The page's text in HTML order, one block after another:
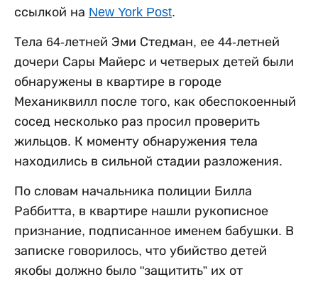
ссылкой на New York Post.
Тела 64-летней Эми Стедман, ее 44-летней
дочери Сары Майерс и четверых детей были
обнаружены в квартире в городе
Механиквилл после того, как обеспокоенный
сосед несколько раз просил проверить
жильцов. К моменту обнаружения тела
находились в сильной стадии разложения.
По словам начальника полиции Билла
Раббитта, в квартире нашли рукописное
признание, подписанное именем бабушки. В
записке говорилось, что убийство детей
якобы должно было "защитить” их от